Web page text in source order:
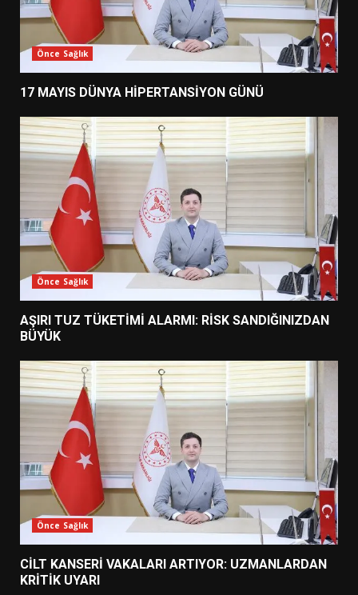
Önce Sağlık
17 MAYIS DÜNYA HİPERTANSİYON GÜNÜ
Önce Sağlık
AŞIRI TUZ TÜKETİMİ ALARMI: RİSK SANDIĞINIZDAN
BÜYÜK
Önce Sağlık
CİLT KANSERİ VAKALARI ARTIYOR: UZMANLARDAN
KRİTİK UYARI